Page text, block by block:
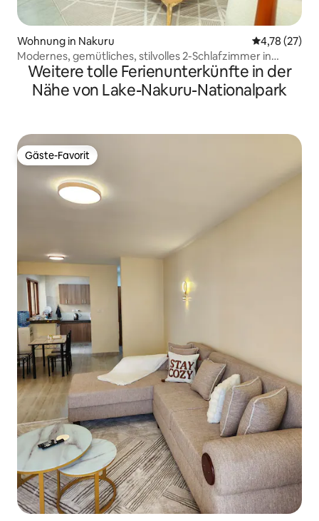
Wohnung in Nakuru
4,78 (27)
Modernes, gemütliches, stilvolles 2-Schlafzimmer in
Nakuru
Weitere tolle Ferienunterkünfte in der
Nähe von Lake-Nakuru-Nationalpark
Gäste-Favorit
Gäste-Favorit